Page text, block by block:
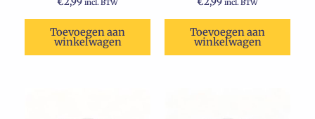
incl. BTW
Toevoegen aan
winkelwagen
incl. BTW
Toevoegen aan
winkelwagen